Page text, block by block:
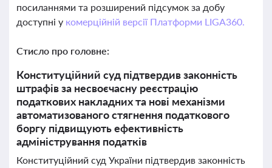
посиланнями та розширений підсумок за добу
доступні у комерційній версії Платформи LIGA360.
Стисло про головне:
Конституційний суд підтвердив законність
штрафів за несвоєчасну реєстрацію
податкових накладних та нові механізми
автоматизованого стягнення податкового
боргу підвищують ефективність
адміністрування податків
Конституційний суд України підтвердив законність